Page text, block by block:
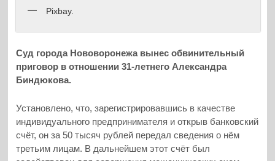
Pixbay.
Суд города Нововоронежа вынес обвинительный
приговор в отношении 31-летнего Александра
Биндюкова.
Установлено, что, зарегистрировавшись в качестве
индивидуального предпринимателя и открыв банковский
счёт, он за 50 тысяч рублей передал сведения о нём
третьим лицам. В дальнейшем этот счёт был